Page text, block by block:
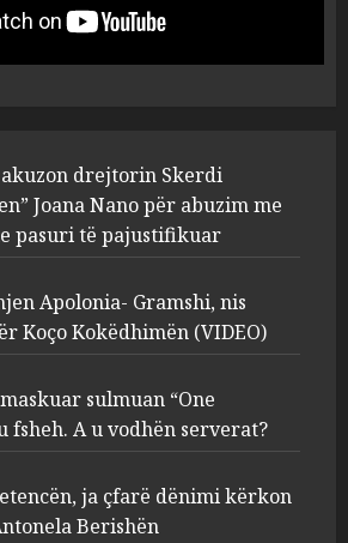
“bosen” Joana Nano për
abuzim me fondet publike dhe
pasuri të pajustifikuar
Apolonia- Gramshi, nis
procedim penal për Koço
Kokëdhimën (VIDEO)
MARCH 27, 2025
FOTO/ Persona të maskuar
sulmuan “One Albania”,
ngjarja u fsheh. A u vodhën
serverat?
MARCH 25, 2025
Prokuroria jep pretencën, ja
akuzon drejtorin Skerdi
Joana Nano për abuzim me
pasuri të pajustifikuar
Apolonia- Gramshi, nis
Koço Kokëdhimën (VIDEO)
sulmuan “One
fsheh. A u vodhën serverat?
ja çfarë dënimi kërkon
Berishën